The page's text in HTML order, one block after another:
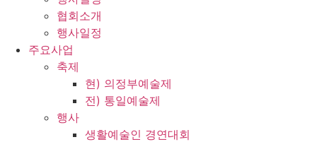
협회소개
행사일정
주요사업
축제
현) 의정부예술제
전) 통일예술제
행사
생활예술인 경연대회